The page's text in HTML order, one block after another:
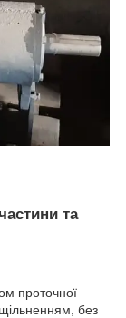
та
проточної
без